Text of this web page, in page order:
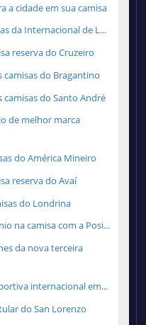
a cidade em sua camisa
da Internacional de L...
reserva do Cruzeiro
camisas do Bragantino
camisas do Santo André
de melhor marca
do América Mineiro
reserva do Avaí
do Londrina
na camisa com a Posi...
da nova terceira
internacional em...
do San Lorenzo